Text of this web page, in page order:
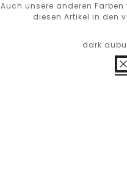
Auch unsere anderen
diesen Artikel in den
dark